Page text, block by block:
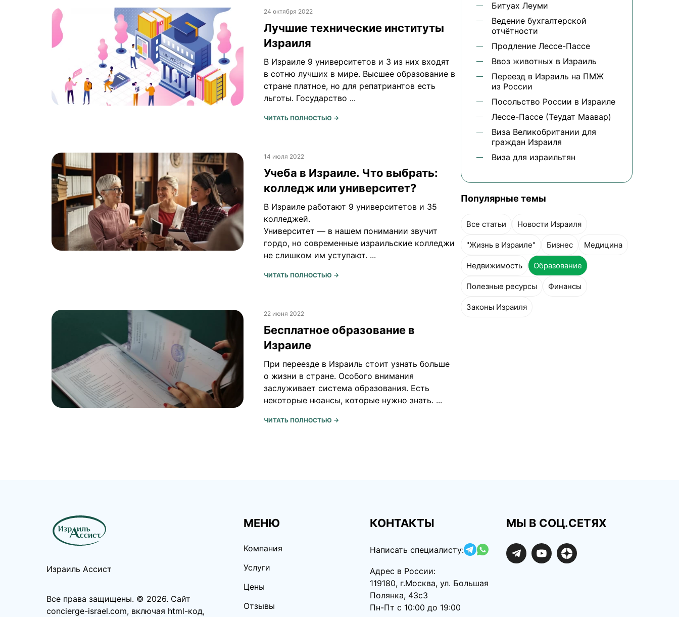
24 октября 2022
Лучшие технические институты
Израиля
В Израиле 9 университетов и 3 из них входят
в сотню лучших в мире. Высшее образование в
стране платное, но для репатриантов есть
льготы. Государство ...
ЧИТАТЬ ПОЛНОСТЬЮ →
14 июля 2022
Учеба в Израиле. Что выбрать:
колледж или университет?
В Израиле работают 9 университетов и 35
колледжей.
Университет — в нашем понимании звучит
гордо, но современные израильские колледжи
не слишком им уступают. ...
ЧИТАТЬ ПОЛНОСТЬЮ →
22 июня 2022
Бесплатное образование в
Израиле
При переезде в Израиль стоит узнать больше
о жизни в стране. Особого внимания
заслуживает система образования. Есть
некоторые нюансы, которые нужно знать. ...
ЧИТАТЬ ПОЛНОСТЬЮ →
Битуах Леуми
Ведение бухгалтерской
отчётности
Продление Лессе-Пассе
Ввоз животных в Израиль
Переезд в Израиль на ПМЖ
из России
Посольство России в Израиле
Лессе-Пассе (Теудат Маавар)
Виза Великобритании для
граждан Израиля
Виза для израильтян
Популярные темы
Все статьи Новости Израиля
"Жизнь в Израиле" Бизнес Медицина
Недвижимость Образование
Полезные ресурсы Финансы
Законы Израиля
Израиль Ассист
Все права защищены. ©️ 2026. Сайт
concierge-israel.com, включая html-код,
МЕНЮ
Компания
Услуги
Цены
Отзывы
КОНТАКТЫ
Написать специалисту:
Адрес в России:
119180, г.Москва, ул. Большая
Полянка, 43с3
Пн-Пт с 10:00 до 19:00
МЫ В СОЦ.СЕТЯХ